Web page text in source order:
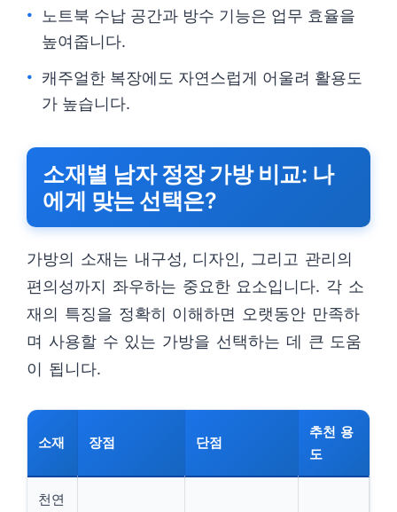
노트북 수납 공간과 방수 기능은 업무 효율을
높여줍니다.
캐주얼한 복장에도 자연스럽게 어울려 활용도
가 높습니다.
소재별 남자 정장 가방 비교: 나
에게 맞는 선택은?
가방의 소재는 내구성, 디자인, 그리고 관리의
편의성까지 좌우하는 중요한 요소입니다. 각 소
재의 특징을 정확히 이해하면 오랫동안 만족하
며 사용할 수 있는 가방을 선택하는 데 큰 도움
이 됩니다.
소재 장점 단점
추천 용
도
천연